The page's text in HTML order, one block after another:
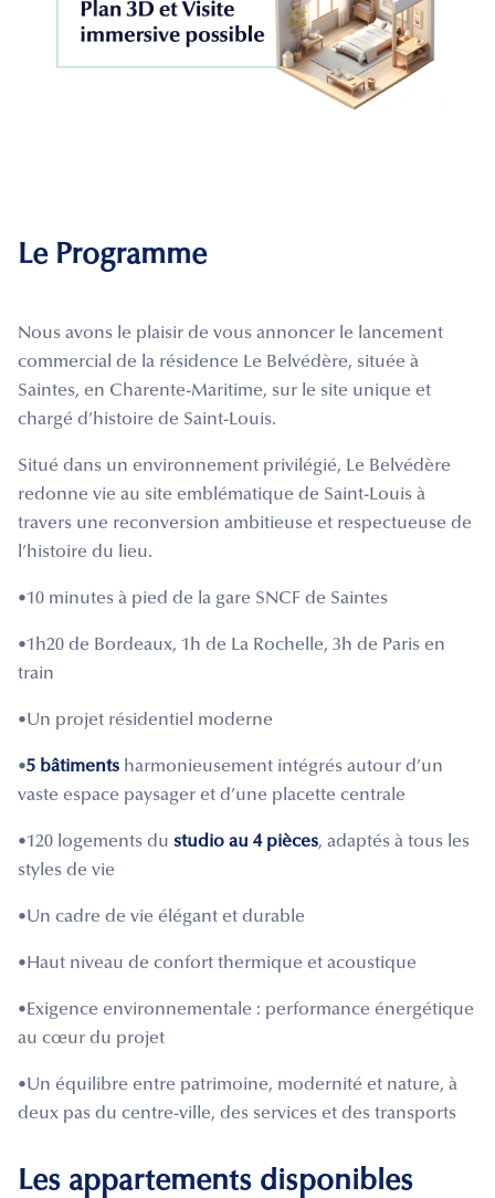
Le Programme
Nous avons le plaisir de vous annoncer le lancement
commercial de la résidence Le Belvédère, située à
Saintes, en Charente-Maritime, sur le site unique et
chargé d’histoire de Saint-Louis.
Situé dans un environnement privilégié, Le Belvédère
redonne vie au site emblématique de Saint-Louis à
travers une reconversion ambitieuse et respectueuse de
l’histoire du lieu.
•10 minutes à pied de la gare SNCF de Saintes
•1h20 de Bordeaux, 1h de La Rochelle, 3h de Paris en
train
•Un projet résidentiel moderne
•5 bâtiments harmonieusement intégrés autour d’un
vaste espace paysager et d’une placette centrale
•120 logements du studio au 4 pièces, adaptés à tous les
styles de vie
•Un cadre de vie élégant et durable
•Haut niveau de confort thermique et acoustique
•Exigence environnementale : performance énergétique
au cœur du projet
•Un équilibre entre patrimoine, modernité et nature, à
deux pas du centre-ville, des services et des transports
Les appartements disponibles